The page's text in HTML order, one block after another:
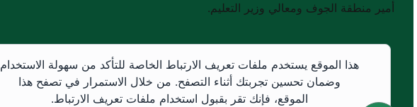
أمير منطقة الجوف ومعالي وزير التعليم.
هذا الموقع يستخدم ملفات تعريف الارتباط الخاصة للتأكد من سهولة الاستخدام
وضمان تحسين تجربتك أثناء التصفح. من خلال الاستمرار في تصفح هذا
الموقع، فإنك تقر بقبول استخدام ملفات تعريف الارتباط.